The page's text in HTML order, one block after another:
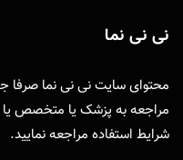
نی نی نما
محتوای سایت نی نی نما صرفا
مراجعه به پزشک یا متخصص
شرایط استفاده مراجعه نمایید.